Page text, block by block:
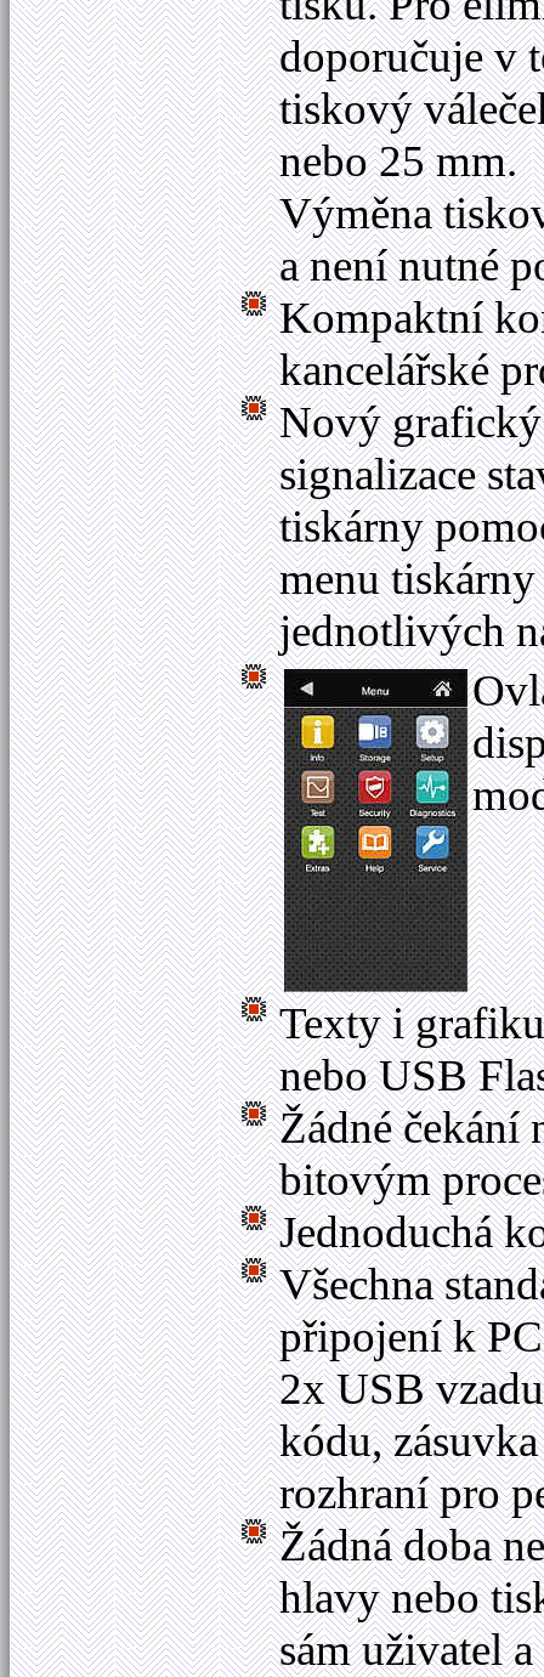
doporučuje v
tiskový
nebo 25 mm.
Výměna
a není nutné
Kompaktní
kancelářské
Nový
signalizace
tiskárny
menu
jednotlivých
Texty i
nebo USB
Žádné čekání
bitovým
Jednoduchá
Všechna
připojení k
2x USB
kódu,
rozhraní pro
Žádná doba
hlavy nebo
sám uživatel